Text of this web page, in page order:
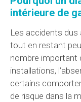
intérieure de
Les accidents dus
tout en restant
nombre important
installations,
certains
de risque dans la